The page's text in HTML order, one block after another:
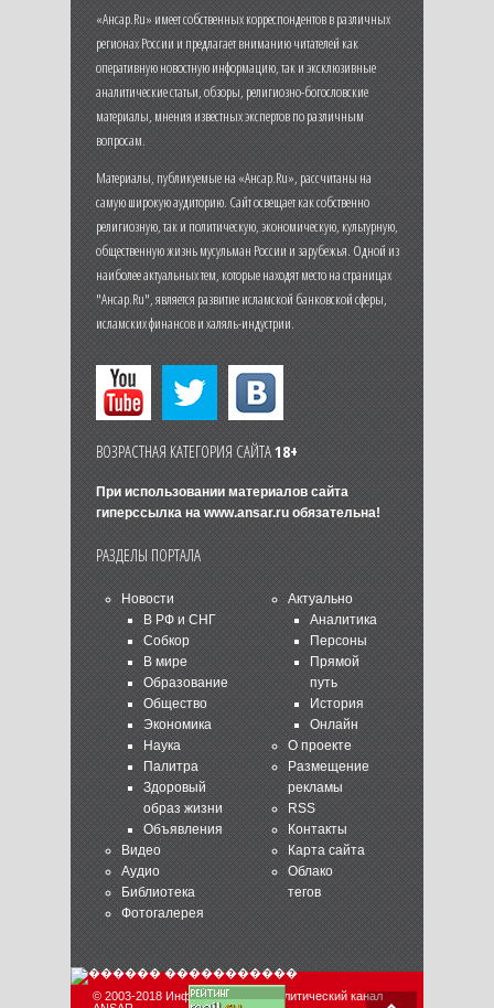
«Ансар.Ru» имеет собственных корреспондентов в различных
регионах России и предлагает вниманию читателей как
оперативную новостную информацию, так и эксклюзивные
аналитические статьи, обзоры, религиозно-богословские
материалы, мнения известных экспертов по различным
вопросам.
Материалы, публикуемые на «Ансар.Ru», рассчитаны на
самую широкую аудиторию. Сайт освещает как собственно
религиозную, так и политическую, экономическую, культурную,
общественную жизнь мусульман России и зарубежья. Одной из
наиболее актуальных тем, которые находят место на страницах
"Ансар.Ru", является развитие исламской банковской сферы,
исламских финансов и халяль-индустрии.
ВОЗРАСТНАЯ КАТЕГОРИЯ САЙТА18+
При использовании материалов сайта
гиперссылка на www.ansar.ruобязательна!
РАЗДЕЛЫ ПОРТАЛА
Новости
В РФ и СНГ
Собкор
В мире
Образование
Общество
Экономика
Наука
Палитра
Здоровый
образ жизни
Объявления
Видео
Аудио
Библиотека
Фотогалерея
Актуально
Аналитика
Персоны
Прямой
путь
История
Онлайн
О проекте
Размещение
рекламы
RSS
Контакты
Карта сайта
Облако
тегов
© 2003-2018 Информационно-аналитический канал